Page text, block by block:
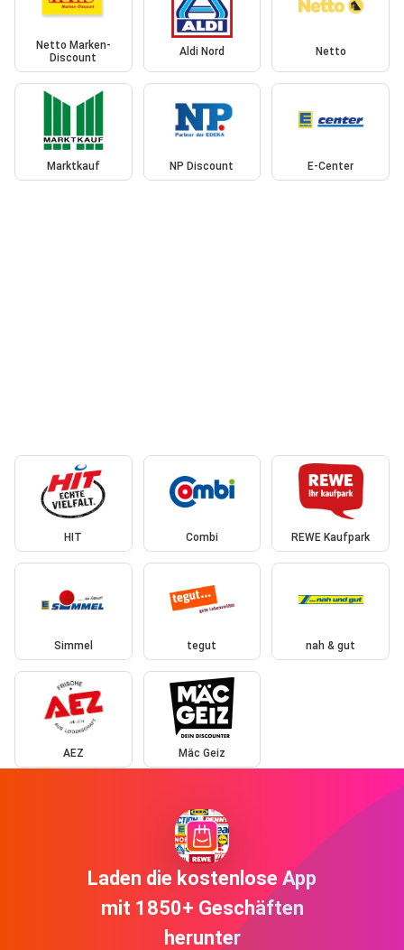
Netto Marken-
Discount
Aldi Nord Netto
Marktkauf NP Discount E-Center
HIT Combi REWE Kaufpark
Simmel tegut nah & gut
AEZ Mäc Geiz
Laden die kostenlose App
mit 1850+ Geschäften
herunter